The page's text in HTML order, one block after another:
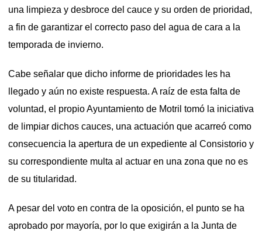
una limpieza y desbroce del cauce y su orden de prioridad,
a fin de garantizar el correcto paso del agua de cara a la
temporada de invierno.
Cabe señalar que dicho informe de prioridades les ha
llegado y aún no existe respuesta. A raíz de esta falta de
voluntad, el propio Ayuntamiento de Motril tomó la iniciativa
de limpiar dichos cauces, una actuación que acarreó como
consecuencia la apertura de un expediente al Consistorio y
su correspondiente multa al actuar en una zona que no es
de su titularidad.
A pesar del voto en contra de la oposición, el punto se ha
aprobado por mayoría, por lo que exigirán a la Junta de